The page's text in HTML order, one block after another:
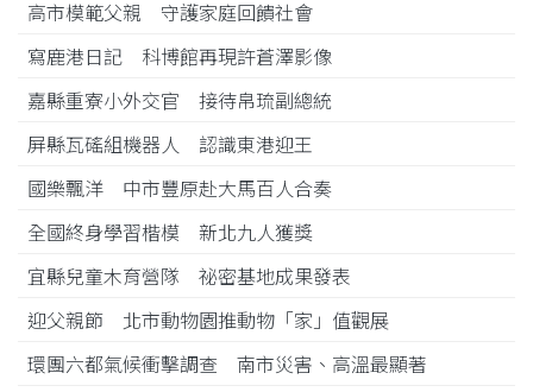
高市模範父親 守護家庭回饋社會
寫鹿港日記 科博館再現許蒼澤影像
嘉縣重寮小外交官 接待帛琉副總統
屏縣瓦磘組機器人 認識東港迎王
國樂飄洋 中市豐原赴大馬百人合奏
全國終身學習楷模 新北九人獲獎
宜縣兒童木育營隊 祕密基地成果發表
迎父親節 北市動物園推動物「家」值觀展
環團六都氣候衝擊調查 南市災害、高溫最顯著